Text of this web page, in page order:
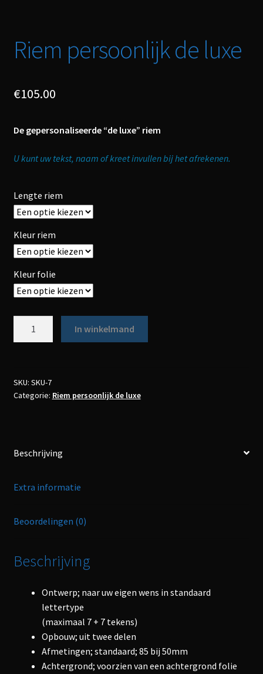
Riem persoonlijk de luxe
€105.00
De gepersonaliseerde “de luxe” riem
U kunt uw tekst, naam of kreet invullen bij het afrekenen.
Lengte riem
Kleur riem
Kleur folie
In winkelmand
SKU: SKU-7
Categorie: Riem persoonlijk de luxe
Beschrijving
Extra informatie
Beoordelingen (0)
Beschrijving
Ontwerp; naar uw eigen wens in standaard
lettertype
(maximaal 7 + 7 tekens)
Opbouw; uit twee delen
Afmetingen; standaard; 85 bij 50mm
Achtergrond; voorzien van een achtergrond folie